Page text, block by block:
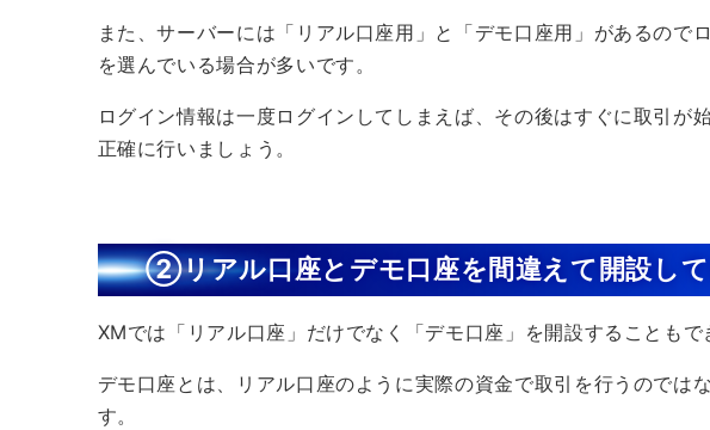
また、サーバーには「リアル口座用」と「デモ口座用」があるので
を選んでいる場合が多いです。
ログイン情報は一度ログインしてしまえば、その後はすぐに取引が
正確に行いましょう。
②リアル口座とデモ口座を間違えて開設し
XMでは「リアル口座」だけでなく「デモ口座」を開設することもで
デモ口座とは、リアル口座のように実際の資金で取引を行うのでは
す。